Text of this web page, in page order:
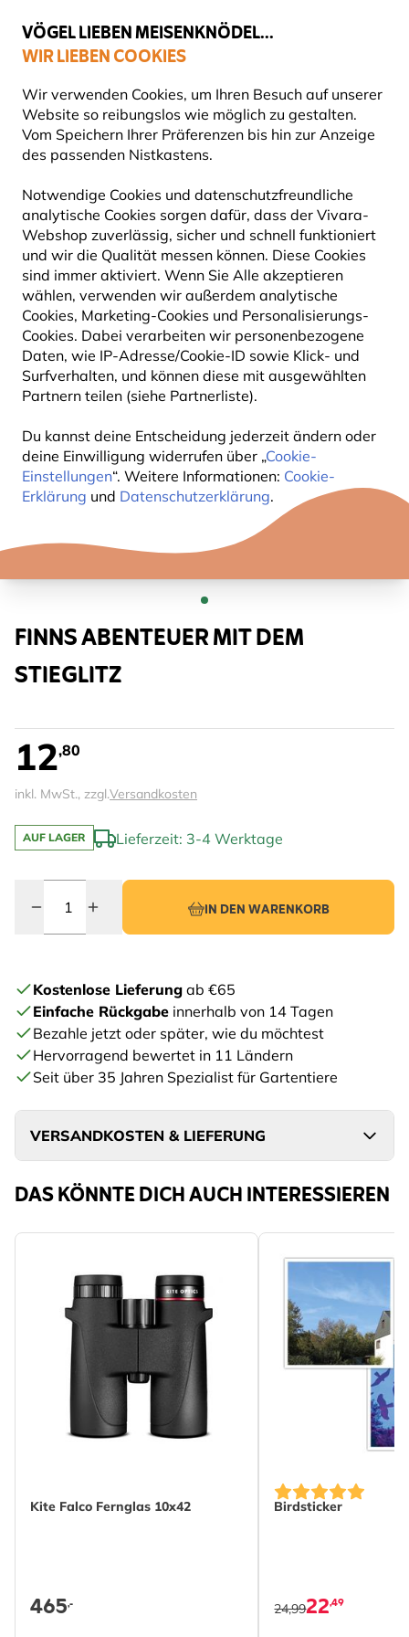
VÖGEL LIEBEN MEISENKNÖDEL...
WIR LIEBEN COOKIES
Wir verwenden Cookies, um Ihren Besuch auf unserer
Website so reibungslos wie möglich zu gestalten.
Vom Speichern Ihrer Präferenzen bis hin zur Anzeige
des passenden Nistkastens.
Notwendige Cookies und datenschutzfreundliche
analytische Cookies sorgen dafür, dass der Vivara-
Webshop zuverlässig, sicher und schnell funktioniert
und wir die Qualität messen können. Diese Cookies
sind immer aktiviert. Wenn Sie Alle akzeptieren
wählen, verwenden wir außerdem analytische
Cookies, Marketing-Cookies und Personalisierungs-
Cookies. Dabei verarbeiten wir personenbezogene
Daten, wie IP-Adresse/Cookie-ID sowie Klick- und
Surfverhalten, und können diese mit ausgewählten
Partnern teilen (siehe Partnerliste).
Du kannst deine Entscheidung jederzeit ändern oder
deine Einwilligung widerrufen über „Cookie-
Einstellungen“. Weitere Informationen: Cookie-
Erklärung und Datenschutzerklärung.
Top-bewertet in 11 Ländern
Gratis Versand ab 65 €
Naturbeobachtung Bücher
FINNS ABENTEUER MIT DEM
STIEGLITZ
12,80
inkl. MwSt., zzgl.Versandkosten
AUF LAGER Lieferzeit: 3-4 Werktage
IN DEN WARENKORB
Kostenlose Lieferung ab €65
Einfache Rückgabe innerhalb von 14 Tagen
Bezahle jetzt oder später, wie du möchtest
Hervorragend bewertet in 11 Ländern
Seit über 35 Jahren Spezialist für Gartentiere
VERSANDKOSTEN & LIEFERUNG
DAS KÖNNTE DICH AUCH INTERESSIEREN
Kite Falco Fernglas 10x42
465,-
Birdsticker
22,49
24,99